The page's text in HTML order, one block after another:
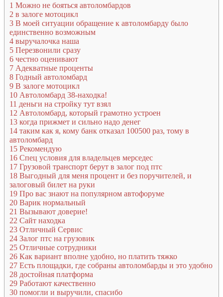
1 Можно не бояться автоломбардов
2 в залоге мотоцикл
3 В моей ситуации обращение к автоломбарду было
единственно возможным
4 выручалочка наша
5 Перезвонили сразу
6 честно оценивают
7 Адекватные проценты
8 Годный автоломбард
9 В залоге мотоцикл
10 Автоломбард 38-находка!
11 деньги на стройку тут взял
12 Автоломбард, который грамотно устроен
13 когда прижмет и сильно надо денег
14 таким как я, кому банк отказал 100500 раз, тому в
автоломбард
15 Рекомендую
16 Спец условия для владельцев мерседес
17 Грузовой транспорт берут в залог под птс
18 Выгодный для меня процент и без поручителей, и
залоговый билет на руки
19 Про вас знают на популярном автофоруме
20 Варик нормальный
21 Вызывают доверие!
22 Сайт находка
23 Отличный Сервис
24 Залог птс на грузовик
25 Отличные сотрудники
26 Как вариант вполне удобно, но платить тяжко
27 Есть площадки, где собраны автоломбарды и это удобно
28 достойная платформа
29 Работают качественно
30 помогли и выручили, спасибо